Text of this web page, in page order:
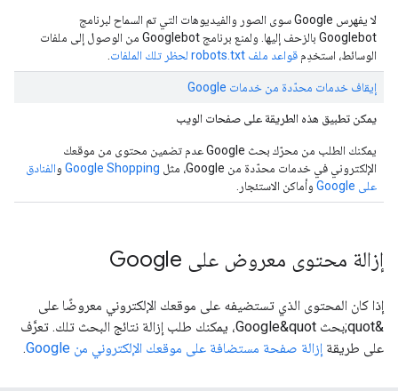
لا يفهرس Google سوى الصور والفيديوهات التي تم السماح لبرنامج
Googlebot بالزحف إليها. ولمنع برنامج Googlebot من الوصول إلى ملفات
الوسائط، استخدِم قواعد ملف robots.txt لحظر تلك الملفات
إيقاف خدمات محدّدة من خدمات Google
يمكن تطبيق هذه الطريقة على صفحات الويب
يمكنك الطلب من محرّك بحث Google عدم تضمين محتوى من موقعك
الإلكتروني في خدمات محدّدة من Google، مثل
Google Shopping والفنادق
على Google
وأماكن الاستئجار.
إزالة محتوى معروض على Google
إذا كان المحتوى الذي تستضيفه على موقعك الإلكتروني معروضًا على
&quot;بحث Google&quot، يمكنك طلب إزالة نتائج البحث تلك. تعرَّف
على طريقة إزالة صفحة مستضافة على موقعك الإلكتروني من Google .